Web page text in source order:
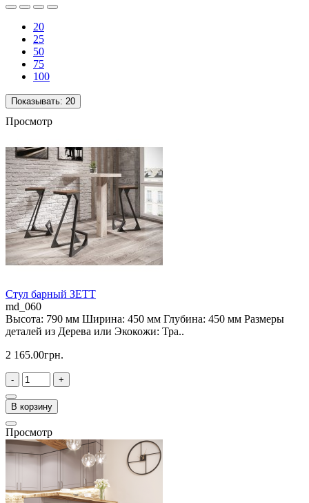
20
25
50
75
100
Показывать: 20
Просмотр
Стул барный ЗЕТТ
md_060
Высота: 790 мм Ширина: 450 мм Глубина: 450 мм Размеры
деталей из Дерева или Экокожи: Тра..
2 165.00грн.
- +
В корзину
Просмотр